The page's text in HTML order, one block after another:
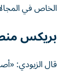
الخاص في
بريكس
قال الزيودي: